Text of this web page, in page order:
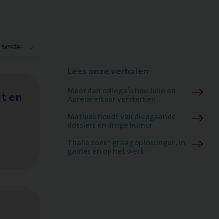
en Meer dan collega’s: hoe Julie en
Aurélie elkaar versterken
Mathias houdt van diepgaande
dossiers én droge humor
Thalia zoekt graag oplossingen, in
games én op het werk